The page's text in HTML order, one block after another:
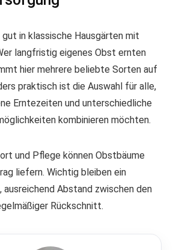
in klassische Hausgärten mit
langfristig eigenes Obst ernten
hier mehrere beliebte Sorten auf
praktisch ist die Auswahl für alle,
Erntezeiten und unterschiedliche
kombinieren möchten.
und Pflege können Obstbäume
liefern. Wichtig bleiben ein
ausreichend Abstand zwischen den
Rückschnitt.